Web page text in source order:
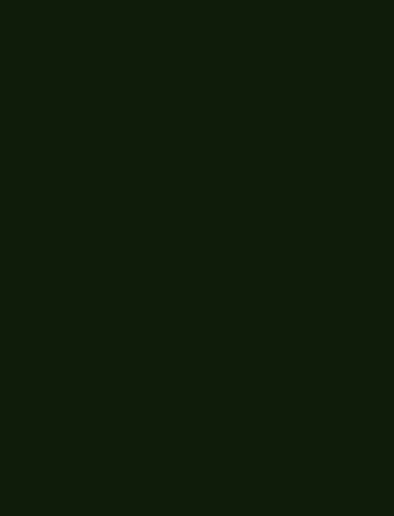
en el sitio web, sin que exista
obligaciones, entendiéndose
Nombre de dominio:
Denominación social: URBIDERMIS,
Domicilio social: Carretera C-
Inscrita en el Registro (Mercantil
2. Derechos de propiedad
El sitio web, incluyendo a título
demás elementos necesarios
propiedad del RESPONSABLE
los autores. Todos los
de propiedad intelectual e